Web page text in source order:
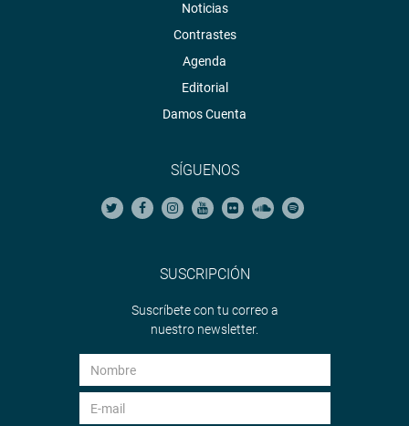
Noticias
Contrastes
Agenda
Editorial
Damos Cuenta
SÍGUENOS
SUSCRIPCIÓN
Suscríbete con tu correo a
nuestro newsletter.